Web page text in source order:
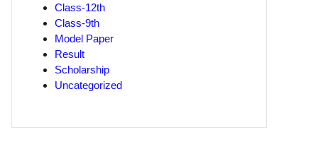
Class-12th
Class-9th
Model Paper
Result
Scholarship
Uncategorized